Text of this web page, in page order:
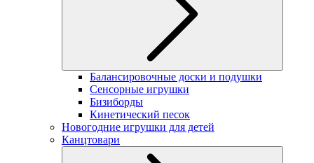
Балансировочные доски и подушки
Сенсорные игрушки
Бизиборды
Кинетический песок
Новогодние игрушки для детей
Канцтовари